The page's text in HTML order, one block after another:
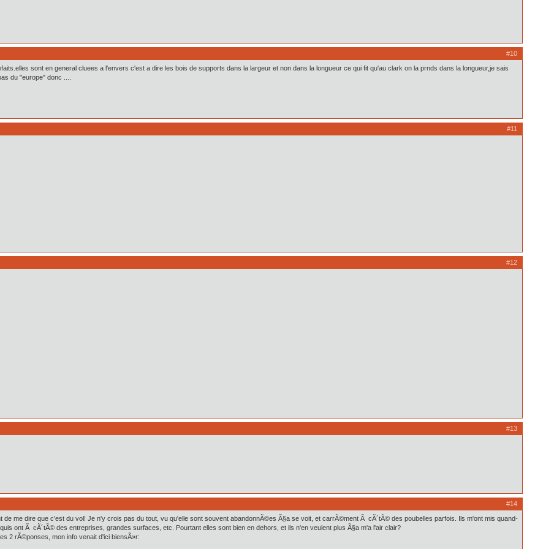
#10
sont en general cluees a l'envers c'est a dire les bois de supports dans la largeur et non dans la longueur ce qui fit qu'au clark on la prnds dans la longueur,je sais
du "europe" donc ....
#11
#12
#13
#14
me dire que c'est du vol! Je n'y crois pas du tout, vu qu'elle sont souvent abandonnÃ©es Ã§a se voit, et carrÃ©ment Ã cÃ´tÃ© des poubelles parfois. Ils m'ont mis quand-
ont Ã cÃ´tÃ© des entreprises, grandes surfaces, etc. Pourtant elles sont bien en dehors, et ils n'en veulent plus Ã§a m'a l'air clair?
2 rÃ©ponses, mon info venait d'ici biensÃ»r: